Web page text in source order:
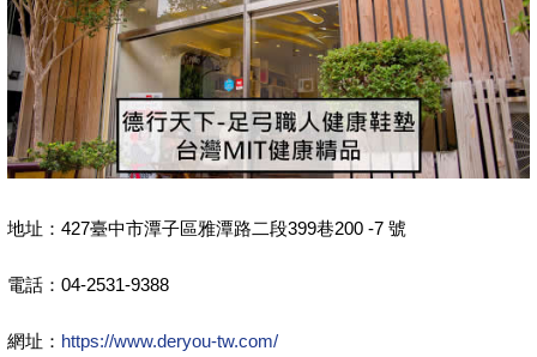
地址：427臺中市潭子區雅潭路二段399巷200 -7 號
電話：04-2531-9388
網址： https://www.deryou-tw.com/